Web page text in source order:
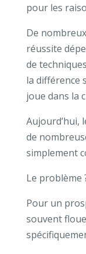
pour les
De
réussite
de
la différence
joue dans la
Aujourd’hui,
de
simplement
Le problème
Pour un
souvent